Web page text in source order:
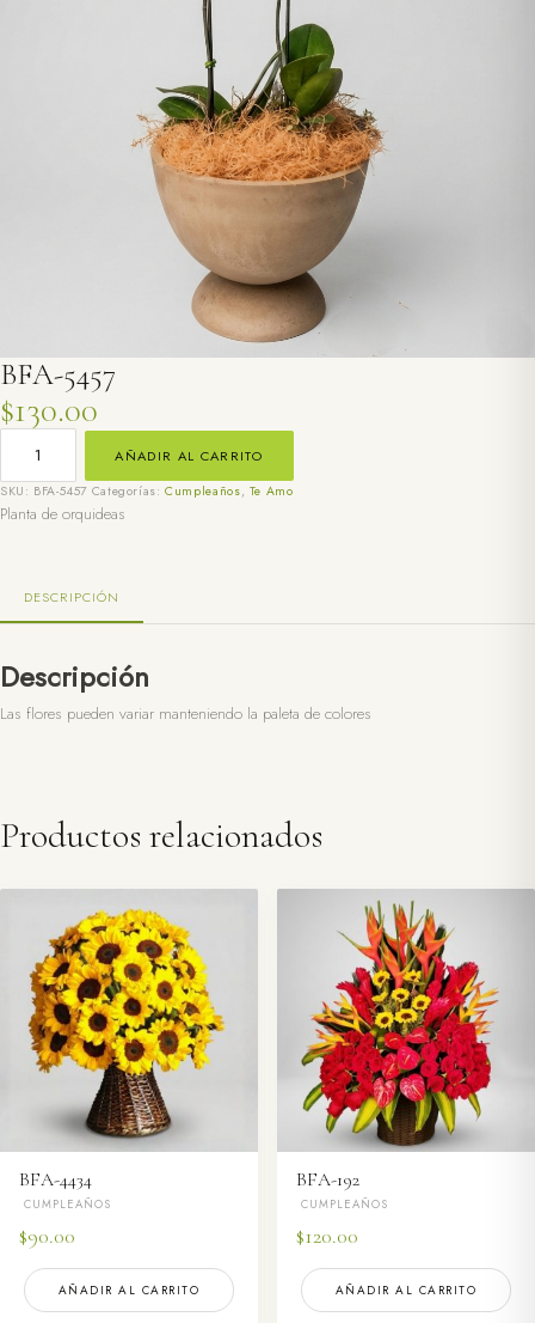
BFA-5457
$130.00
Planta de orquideas
AÑADIR AL CARRITO
SKU: BFA-5457 Categorías:Cumpleaños, Te Amo
DESCRIPCIÓN
Descripción
Las flores pueden variar manteniendo la paleta de colores
Productos relacionados
BFA-4434
CUMPLEAÑOS
$90.00
AÑADIR AL CARRITO
BFA-192
CUMPLEAÑOS
$120.00
AÑADIR AL CARRITO